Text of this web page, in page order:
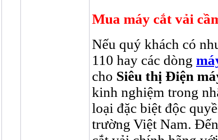
Mua máy cắt vải
Nếu quý khách có
110 hay các dòng
cho Siêu thị Điện
kinh nghiệm trong
loại đặc biệt độc
trường Việt Nam.